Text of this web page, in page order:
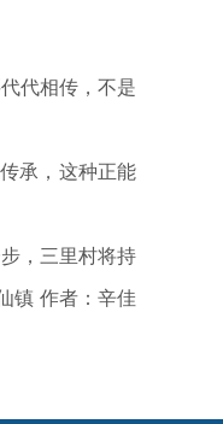
代相传，不是
承，这种正能
，三里村将持
镇 作者：辛佳